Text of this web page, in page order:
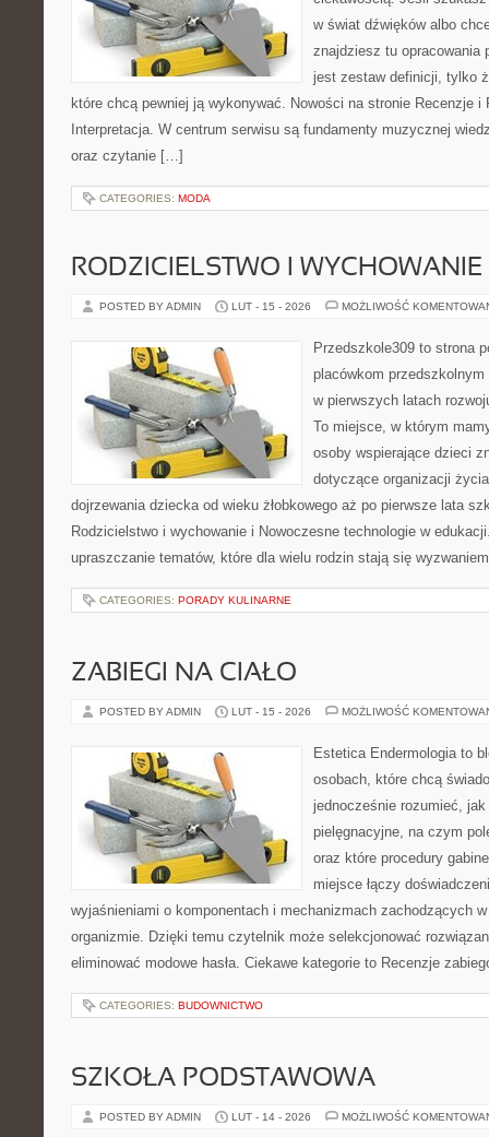
w świat dźwięków albo
znajdziesz tu opracowania
jest zestaw definicji, tylko
które chcą pewniej ją wykonywać. Nowości na stronie Recenzje i
Interpretacja. W centrum serwisu są fundamenty muzycznej
oraz czytanie […]
CATEGORIES: MODA
RODZICIELSTWO I WYCHOWANIE
POSTED BY ADMIN LUT - 15 - 2026 MOŻLIWOŚĆ
Przedszkole309 to strona
placówkom
w pierwszych latach
To miejsce, w którym
osoby wspierające dzieci
dotyczące organizacji
dojrzewania dziecka od wieku żłobkowego aż po pierwsze lata
Rodzicielstwo i wychowanie i Nowoczesne technologie w
upraszczanie tematów, które dla wielu rodzin stają się
CATEGORIES: PORADY KULINARNE
ZABIEGI NA CIAŁO
POSTED BY ADMIN LUT - 15 - 2026 MOŻLIWOŚĆ
Estetica Endermologia to
osobach, które chcą
jednocześnie rozumieć, jak
pielęgnacyjne, na czym
oraz które procedury
miejsce łączy
wyjaśnieniami o komponentach i mechanizmach zachodzących
organizmie. Dzięki temu czytelnik może selekcjonować
eliminować modowe hasła. Ciekawe kategorie to Recenzje
CATEGORIES: BUDOWNICTWO
SZKOŁA PODSTAWOWA
POSTED BY ADMIN LUT - 14 - 2026 MOŻLIWOŚĆ